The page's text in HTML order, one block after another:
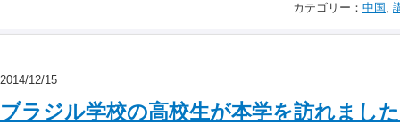
カテゴリー： 中国 ,
2014/12/15
ブラジル学校の高校生が本学を訪れまし